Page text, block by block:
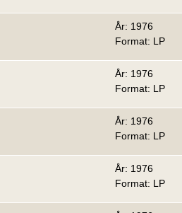
År: 1976
Format: LP
År: 1976
Format: LP
År: 1976
Format: LP
År: 1976
Format: LP